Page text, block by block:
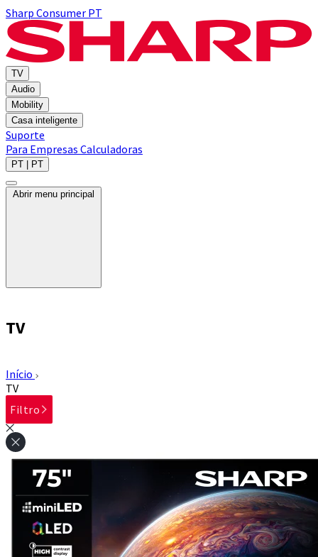
Sharp Consumer PT
TV
Audio
Mobility
Casa inteligente
Suporte
Para Empresas Calculadoras
PT | PT
Abrir menu principal
TV
Início
TV
Filtro